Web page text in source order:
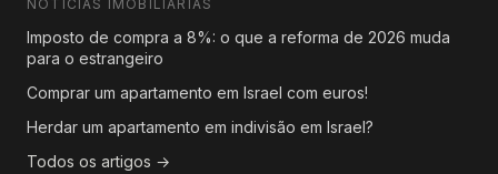
NOTÍCIAS IMOBILIÁRIAS
Imposto de compra a 8%: o que a reforma de 2026 muda
para o estrangeiro
Comprar um apartamento em Israel com euros!
Herdar um apartamento em indivisão em Israel?
Todos os artigos →